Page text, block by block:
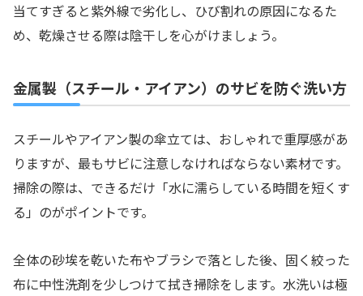
当てすぎると紫外線で劣化し、ひび割れの原因になるた
め、乾燥させる際は陰干しを心がけましょう。
金属製（スチール・アイアン）のサビを防ぐ洗い方
スチールやアイアン製の傘立ては、おしゃれで重厚感があ
りますが、最もサビに注意しなければならない素材です。
掃除の際は、できるだけ「水に濡らしている時間を短くす
る」のがポイントです。
全体の砂埃を乾いた布やブラシで落とした後、固く絞った
布に中性洗剤を少しつけて拭き掃除をします。水洗いは極